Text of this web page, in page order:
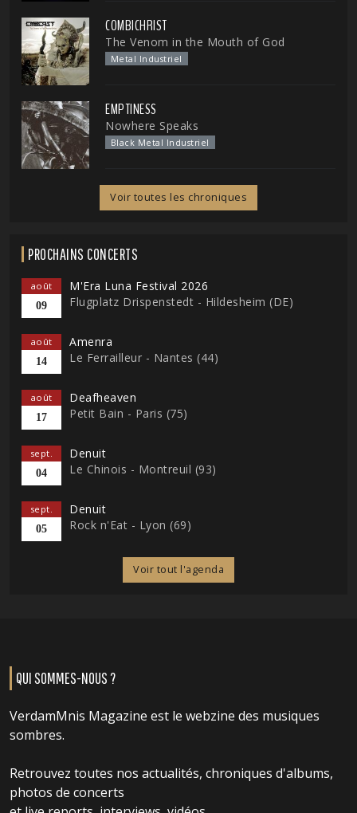
COMBICHRIST
The Venom in the Mouth of God
Metal Industriel
EMPTINESS
Nowhere Speaks
Black Metal Industriel
Voir toutes les chroniques
PROCHAINS CONCERTS
août
09
M'Era Luna Festival 2026
Flugplatz Drispenstedt - Hildesheim (DE)
août
14
Amenra
Le Ferrailleur - Nantes (44)
août
17
Deafheaven
Petit Bain - Paris (75)
sept.
04
Denuit
Le Chinois - Montreuil (93)
sept.
05
Denuit
Rock n'Eat - Lyon (69)
Voir tout l'agenda
QUI SOMMES-NOUS ?
VerdamMnis Magazine est le webzine des musiques
sombres.
Retrouvez toutes nos actualités, chroniques d'albums,
photos de concerts